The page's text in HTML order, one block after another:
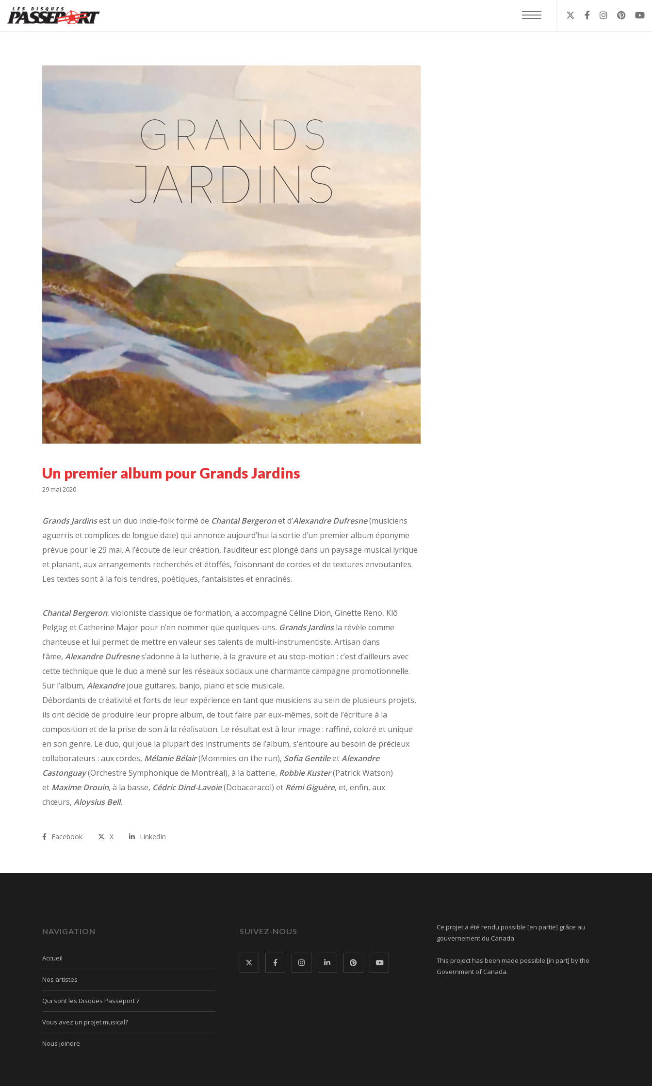
Un premier album pour Grands Jardins
29 mai 2020
Grands Jardinsest un duo indie-folk formé de Chantal Bergeronet d’Alexandre Dufresne(musiciens
aguerris et complices de longue date) qui annonce aujourd’hui la sortie d’un premier album éponyme
prévue pour le 29 mai. A l’écoute de leur création, l’auditeur est plongé dans un paysage musical lyrique
et planant, aux arrangements recherchés et étoffés, foisonnant de cordes et de textures envoutantes.
Les textes sont à la fois tendres, poétiques, fantaisistes et enracinés.
Chantal Bergeron, violoniste classique de formation, a accompagné Céline Dion, Ginette Reno, Klô
Pelgag et Catherine Major pour n’en nommer que quelques-uns. Grands Jardinsla révèle comme
chanteuse et lui permet de mettre en valeur ses talents de multi-instrumentiste. Artisan dans
l’âme, Alexandre Dufresnes’adonne à la lutherie, à la gravure et au stop-motion : c’est d’ailleurs avec
cette technique que le duo a mené sur les réseaux sociaux une charmante campagne promotionnelle.
Sur l’album, Alexandrejoue guitares, banjo, piano et scie musicale.
Débordants de créativité et forts de leur expérience en tant que musiciens au sein de plusieurs projets,
ils ont décidé de produire leur propre album, de tout faire par eux-mêmes, soit de l’écriture à la
composition et de la prise de son à la réalisation. Le résultat est à leur image : raffiné, coloré et unique
en son genre. Le duo, qui joue la plupart des instruments de l’album, s’entoure au besoin de précieux
collaborateurs : aux cordes, Mélanie Bélair(Mommies on the run), Sofia GentileetAlexandre
Castonguay(Orchestre Symphonique de Montréal), à la batterie, Robbie Kuster(Patrick Watson)
et Maxime Drouin, à la basse, Cédric Dind-Lavoie(Dobacaracol) et Rémi Giguère, et, enfin, aux
chœurs, Aloysius Bell.
Facebook X LinkedIn
NAVIGATION
Accueil
Nos artistes
Qui sont les Disques Passeport ?
Vous avez un projet musical?
Nous joindre
SUIVEZ-NOUS
Ce projet a été rendu possible [en partie] grâce au
gouvernement du Canada.
This project has been made possible [in part] by the
Government of Canada.